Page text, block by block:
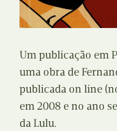
Um publicação em
uma obra de
publicada on line
em 2008 e no ano
da Lulu.